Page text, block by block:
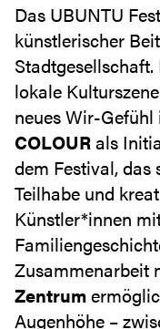
Das UBUNTU
künstlerischer
lokale
neues Wir-
COLOURals
dem Festival,
Teilhabe und
Künstler*innen
Zusammenarbeit
Zentrum
Augenhöhe –